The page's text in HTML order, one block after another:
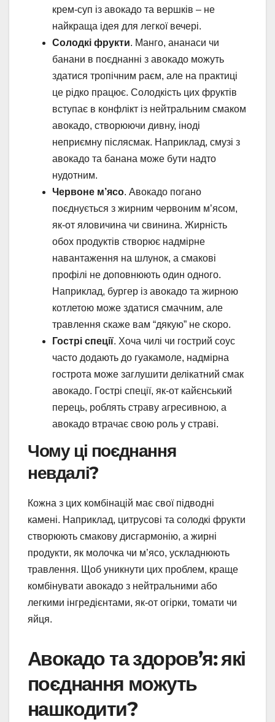
крем-суп із авокадо та вершків – не
найкраща ідея для легкої вечері.
Солодкі фрукти. Манго, ананаси чи
банани в поєднанні з авокадо можуть
здатися тропічним раєм, але на практиці
це рідко працює. Солодкість цих фруктів
вступає в конфлікт із нейтральним смаком
авокадо, створюючи дивну, іноді
неприємну післясмак. Наприклад, смузі з
авокадо та банана може бути надто
нудотним.
Червоне м’ясо. Авокадо погано
поєднується з жирним червоним м’ясом,
як-от яловичина чи свинина. Жирність
обох продуктів створює надмірне
навантаження на шлунок, а смакові
профілі не доповнюють один одного.
Наприклад, бургер із авокадо та жирною
котлетою може здатися смачним, але
травлення скаже вам “дякую” не скоро.
Гострі спеції. Хоча чилі чи гострий соус
часто додають до гуакамоле, надмірна
гострота може заглушити делікатний смак
авокадо. Гострі спеції, як-от кайєнський
перець, роблять страву агресивною, а
авокадо втрачає свою роль у страві.
Чому ці поєднання
невдалі?
Кожна з цих комбінацій має свої підводні
камені. Наприклад, цитрусові та солодкі фрукти
створюють смакову дисгармонію, а жирні
продукти, як молочка чи м’ясо, ускладнюють
травлення. Щоб уникнути цих проблем, краще
комбінувати авокадо з нейтральними або
легкими інгредієнтами, як-от огірки, томати чи
яйця.
Авокадо та здоров’я: які
поєднання можуть
нашкодити?